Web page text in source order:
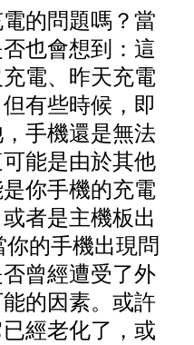
的問題嗎？當
也會想到：這
電、昨天充電
有些時候，即
手機還是無法
能是由於其他
你手機的充電
者是主機板出
的手機出現問
曾經遭受了外
的因素。或許
經老化了，或